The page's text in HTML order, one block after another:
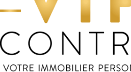
bien
les
bénéfices